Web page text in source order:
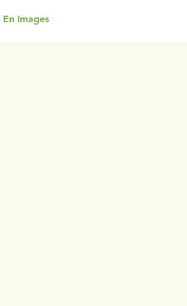
En Images